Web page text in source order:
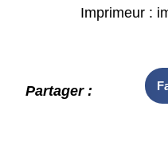
Imprimeur :
Partager :